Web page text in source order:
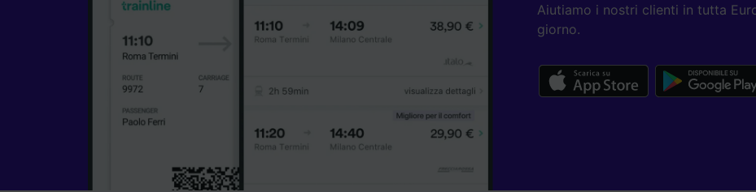
Aiutiamo i nostri clienti in tutta
giorno.